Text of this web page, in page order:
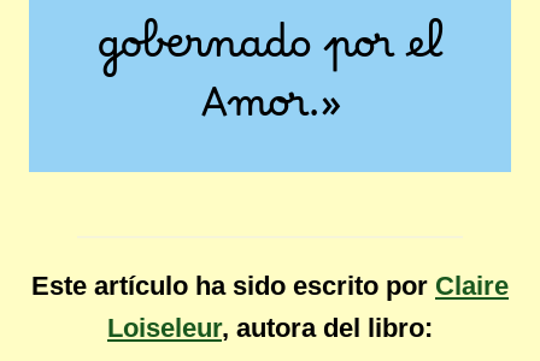
gobernado por el
Amor.»
Este artículo ha sido escrito por Claire
Loiseleur, autora del libro: